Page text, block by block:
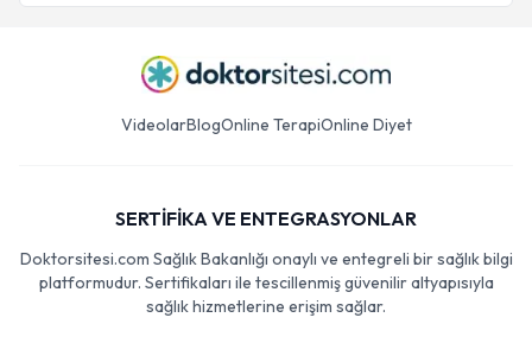
VideolarBlogOnline TerapiOnline Diyet
SERTİFİKA VE ENTEGRASYONLAR
Doktorsitesi.com Sağlık Bakanlığı onaylı ve entegreli bir sağlık bilgi
platformudur. Sertifikaları ile tescillenmiş güvenilir altyapısıyla
sağlık hizmetlerine erişim sağlar.